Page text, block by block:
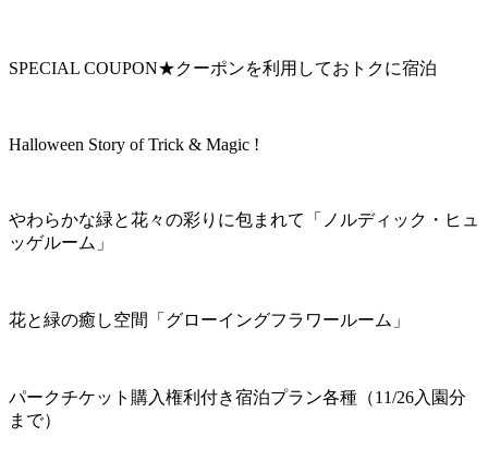
SPECIAL COUPON★クーポンを利用しておトクに宿泊
Halloween Story of Trick & Magic !
やわらかな緑と花々の彩りに包まれて「ノルディック・ヒュ
ッゲルーム」
花と緑の癒し空間「グローイングフラワールーム」
パークチケット購入権利付き宿泊プラン各種（11/26入園分
まで）